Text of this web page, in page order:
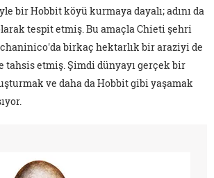
bir Hobbit köyü kurmaya dayalı; adını da
tespit etmiş. Bu amaçla Chieti şehri
birkaç hektarlık bir araziyi de
tahsis etmiş. Şimdi dünyayı gerçek bir
ve daha da Hobbit gibi yaşamak